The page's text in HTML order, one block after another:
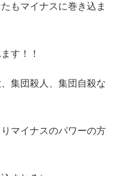
もマイナスに巻き込ま
す！！
集団殺人、集団自殺な
マイナスのパワーの方